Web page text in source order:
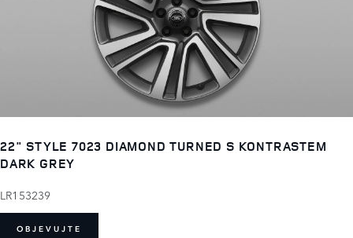
22" STYLE 7023 DIAMOND TURNED S KONTRASTEM
DARK GREY
LR153239
OBJEVUJTE